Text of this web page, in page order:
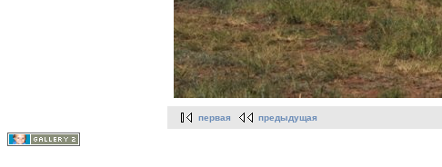
первая предыдущая